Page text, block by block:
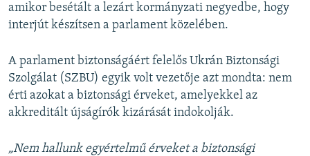
amikor besétált a lezárt kormányzati negyedbe, hogy
interjút készítsen a parlament közelében.
A parlament biztonságáért felelős Ukrán Biztonsági
Szolgálat (SZBU) egyik volt vezetője azt mondta: nem
érti azokat a biztonsági érveket, amelyekkel az
akkreditált újságírók kizárását indokolják.
„Nem hallunk egyértelmű érveket a biztonsági